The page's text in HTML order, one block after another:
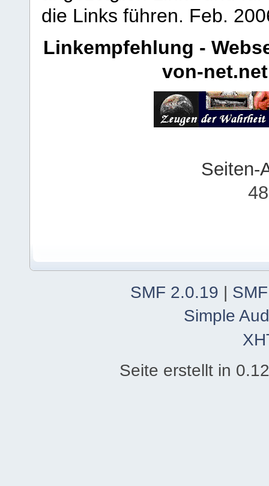
die Links führen. Feb.
Linkempfehlung -
von-net.net
Seiten-
SMF 2.0.19
Simple
Seite erstellt in